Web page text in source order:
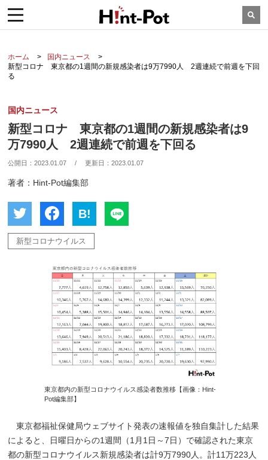
ホーム
国内ニュース
新型コロナ 東京都の1週間の新規感染者は9万7990人 2週連続で前週を下回
る
国内ニュース
新型コロナ 東京都の1週間の新規感染者は9
万7990人 2週連続で前週を下回る
公開日：2023.01.07 / 更新日：2023.01.07
著者：Hint-Pot編集部
B!
新型コロナウイルス
東京都内の新型コロナウイルス感染者数推移【画像：Hint-
Pot編集部】
東京都福祉保健局ウェブサイト発表の速報値を独自集計した結果
によると、日曜日からの1週間（1月1日～7日）で確認された東京
都の新型コロナウイルス新規感染者は計9万7990人。計11万223人